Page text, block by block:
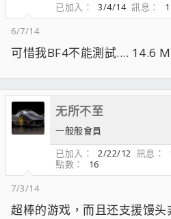
已加入
3/4/14 訊息
6/7/14
可惜我BF4不能測試.... 14.6
无所不至
一般般會員
已加入
2/22/12 訊息
點數
16
7/3/14
超棒的游戏，而且还支援馒头